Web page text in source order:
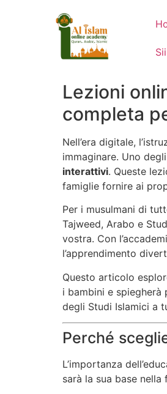
Lezioni
completa
Nell’era digitale,
immaginare. Uno
interattivi. Queste
famiglie fornire ai
Per i musulmani di
Tajweed, Arabo e
vostra. Con
l’apprendimento
Questo articolo
i bambini e spiegherà
degli Studi Islamici a
Perché
L’importanza
sarà la sua base